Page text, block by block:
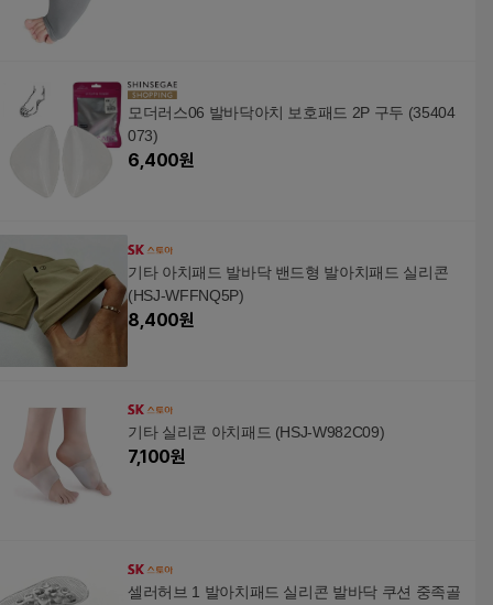
모더러스06 발바닥아치 보호패드 2P 구두 (35404
073)
6,400원
기타 아치패드 발바닥 밴드형 발아치패드 실리콘
(HSJ-WFFNQ5P)
8,400원
기타 실리콘 아치패드 (HSJ-W982C09)
7,100원
셀러허브 1 발아치패드 실리콘 발바닥 쿠션 중족골